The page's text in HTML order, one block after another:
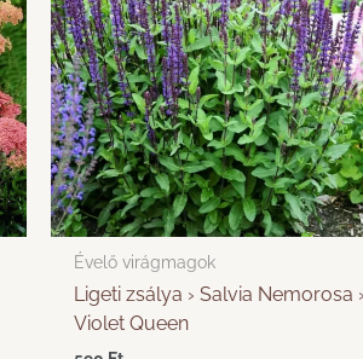
Évelő virágmagok
Ligeti zsálya › Salvia Nemorosa ›
Violet Queen